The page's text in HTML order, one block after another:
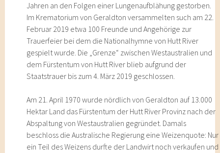
Jahren an den Folgen einer Lungenaufblähung gestorben.
Im Krematorium von Geraldton versammelten such am 22.
Februar 2019 etwa 100 Freunde und Angehörige zur
Trauerfeier bei dem die Nationalhymne von Hutt River
gespielt wurde. Die „Grenze“ zwischen Westaustralien und
dem Fürstentum von Hutt River blieb aufgrund der
Staatstrauer bis zum 4. März 2019 geschlossen.
Am 21. April 1970 wurde nördlich von Geraldton auf 13.000
Hektar Land das Fürstentum der Hutt River Provinz nach der
Abspaltung von Westaustralien gegründet. Damals
beschloss die Australische Regierung eine Weizenquote: Nur
ein Teil des Weizens durfte der Landwirt noch verkaufen und